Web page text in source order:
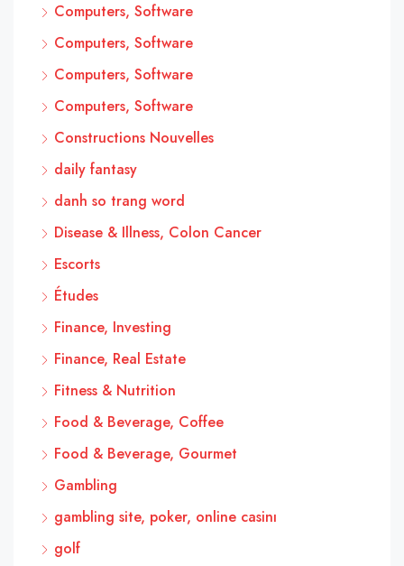
Computers, Software
Computers, Software
Computers, Software
Computers, Software
Constructions Nouvelles
daily fantasy
danh so trang word
Disease & Illness, Colon Cancer
Escorts
Études
Finance, Investing
Finance, Real Estate
Fitness & Nutrition
Food & Beverage, Coffee
Food & Beverage, Gourmet
Gambling
gambling site, poker, online casinı
golf